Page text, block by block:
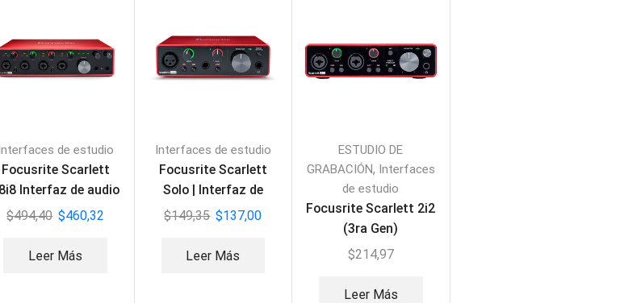
de estudio
Focusrite Scarlett
Interfaz de audio
USB
$494,40 $460,32
Leer Más
Interfaces de estudio
Focusrite Scarlett
Solo | Interfaz de
audio USB (3ra
$149,35 $137,00
Leer Más
ESTUDIO DE
GRABACIÓN, Interfaces
de estudio
Focusrite Scarlett 2i2
(3ra Gen)
$214,97
Leer Más